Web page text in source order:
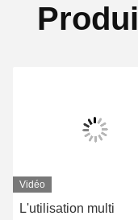
Vidéo
L'utilisation multi